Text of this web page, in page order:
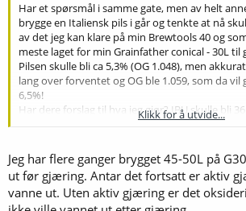
Har et spørsmål i samme gate, men av helt
brygge en Italiensk pils i går og tenkte at nå
av det jeg kan klare på min Brewtools 40 og
meste laget for min Grainfather conical - 30L til
Pilsen skulle bli ca 5,3% (OG 1.048), men
lang over forventet og OG ble 1.059, som da vil
6,5%!
Har dere forslag til hva jeg gjør? IBU skulle bli
Klikk for å utvide...
Jeg har flere ganger brygget 45-50L på
ut før gjæring. Antar det fortsatt er aktiv
vanne ut. Uten aktiv gjæring er det